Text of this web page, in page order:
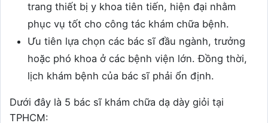
trang thiết bị y khoa tiên tiến, hiện đại nhằm
phục vụ tốt cho công tác khám chữa bệnh.
Ưu tiên lựa chọn các bác sĩ đầu ngành, trưởng
hoặc phó khoa ở các bệnh viện lớn. Đồng thời,
lịch khám bệnh của bác sĩ phải ổn định.
Dưới đây là 5 bác sĩ khám chữa dạ dày giỏi tại
TPHCM: